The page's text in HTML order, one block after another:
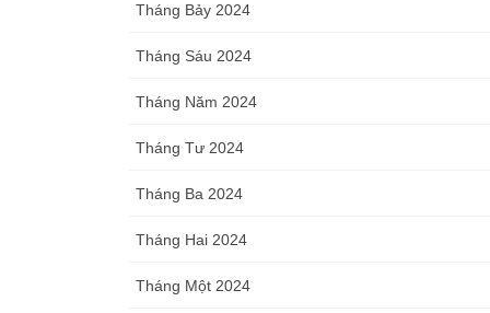
Tháng Bảy 2024
Tháng Sáu 2024
Tháng Năm 2024
Tháng Tư 2024
Tháng Ba 2024
Tháng Hai 2024
Tháng Một 2024